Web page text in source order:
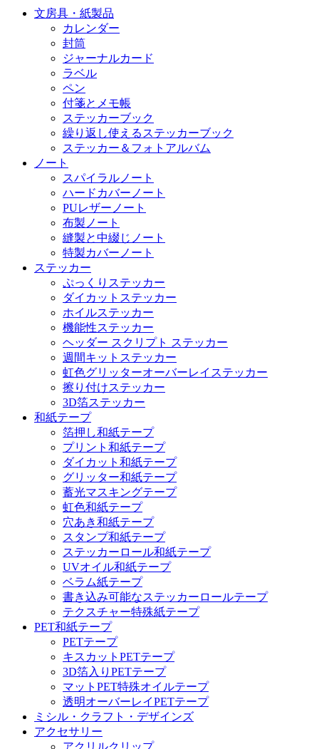
文房具・紙製品
カレンダー
封筒
ジャーナルカード
ラベル
ペン
付箋とメモ帳
ステッカーブック
繰り返し使えるステッカーブック
ステッカー＆フォトアルバム
ノート
スパイラルノート
ハードカバーノート
PUレザーノート
布製ノート
縫製と中綴じノート
特製カバーノート
ステッカー
ぷっくりステッカー
ダイカットステッカー
ホイルステッカー
機能性ステッカー
ヘッダー スクリプト ステッカー
週間キットステッカー
虹色グリッターオーバーレイステッカー
擦り付けステッカー
3D箔ステッカー
和紙テープ
箔押し和紙テープ
プリント和紙テープ
ダイカット和紙テープ
グリッター和紙テープ
蓄光マスキングテープ
虹色和紙テープ
穴あき和紙テープ
スタンプ和紙テープ
ステッカーロール和紙テープ
UVオイル和紙テープ
ベラム紙テープ
書き込み可能なステッカーロールテープ
テクスチャー特殊紙テープ
PET和紙テープ
PETテープ
キスカットPETテープ
3D箔入りPETテープ
マットPET特殊オイルテープ
透明オーバーレイPETテープ
ミシル・クラフト・デザインズ
アクセサリー
アクリルクリップ